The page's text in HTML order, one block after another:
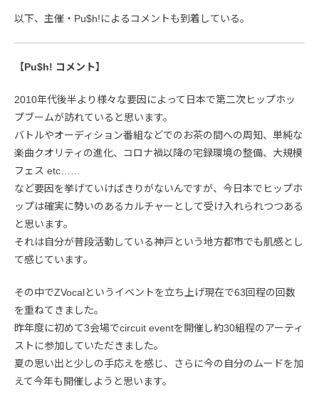
以下、主催・Pu$h!によるコメントも到着している。
【Pu$h! コメント】
2010年代後半より様々な要因によって日本で第二次ヒップホッ
プブームが訪れていると思います。
バトルやオーディション番組などでのお茶の間への周知、単純な
楽曲クオリティの進化、コロナ禍以降の宅録環境の整備、大規模
フェス etc……
など要因を挙げていけばきりがないんですが、今日本でヒップホ
ップは確実に勢いのあるカルチャーとして受け入れられつつある
と思います。
それは自分が普段活動している神戸という地方都市でも肌感とし
て感じています。
その中でZVocalというイベントを立ち上げ現在で63回程の回数
を重ねてきました。
昨年度に初めて3会場でcircuit eventを開催し約30組程のアーティ
ストに参加していただきました。
夏の思い出と少しの手応えを感じ、さらに今の自分のムードを加
えて今年も開催しようと思います。